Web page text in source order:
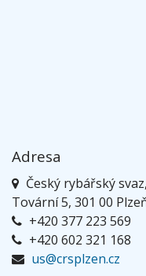
Adresa
Český rybářský
Tovární 5, 301 00
+420 377 223 569
+420 602 321 168
us@crsplzen.cz